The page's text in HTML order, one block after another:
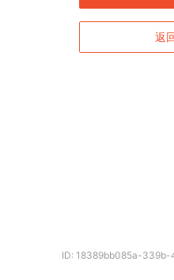
返
ID: 18389bb085a-